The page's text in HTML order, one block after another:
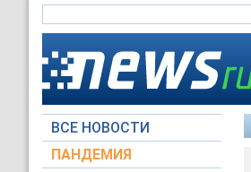
ВСЕ НОВОСТИ
ПАНДЕМИЯ